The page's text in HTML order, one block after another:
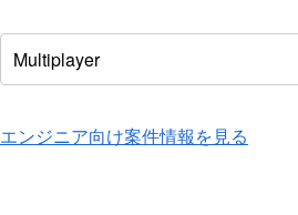
エンジニア向け案件情報を見る